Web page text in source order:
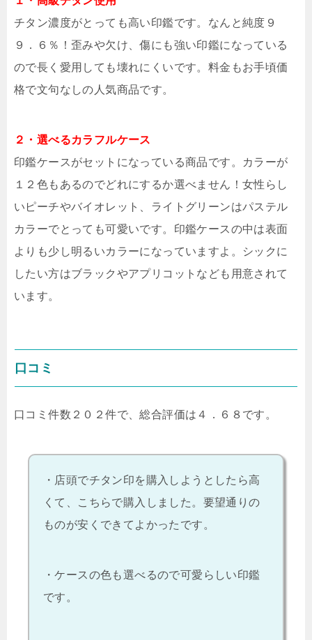
チタン濃度がとっても高い印鑑です。なんと純度９
９．６％！歪みや欠け、傷にも強い印鑑になっている
ので長く愛用しても壊れにくいです。料金もお手頃価
格で文句なしの人気商品です。
２・選べるカラフルケース
印鑑ケースがセットになっている商品です。カラーが
１２色もあるのでどれにするか選べません！女性らし
いピーチやバイオレット、ライトグリーンはパステル
カラーでとっても可愛いです。印鑑ケースの中は表面
よりも少し明るいカラーになっていますよ。シックに
したい方はブラックやアプリコットなども用意されて
います。
口コミ
口コミ件数２０２件で、総合評価は４．６８です。
・店頭でチタン印を購入しようとしたら高
くて、こちらで購入しました。要望通りの
ものが安くできてよかったです。
・ケースの色も選べるので可愛らしい印鑑
です。